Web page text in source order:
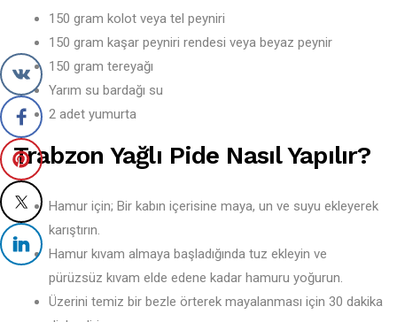
150 gram kolot veya tel peyniri
150 gram kaşar peyniri rendesi veya beyaz peynir
150 gram tereyağı
Yarım su bardağı su
2 adet yumurta
Trabzon Yağlı Pide Nasıl Yapılır?
Hamur için; Bir kabın içerisine maya, un ve suyu ekleyerek
karıştırın.
Hamur kıvam almaya başladığında tuz ekleyin ve
pürüzsüz kıvam elde edene kadar hamuru yoğurun.
Üzerini temiz bir bezle örterek mayalanması için 30 dakika